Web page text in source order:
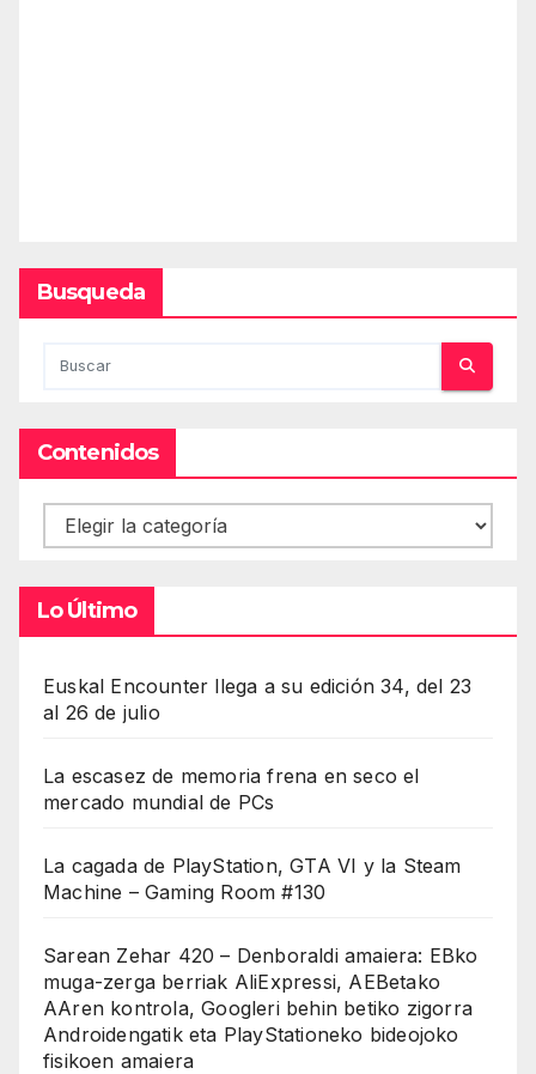
Busqueda
Contenidos
Contenidos
Lo Último
Euskal Encounter llega a su edición 34, del 23
al 26 de julio
La escasez de memoria frena en seco el
mercado mundial de PCs
La cagada de PlayStation, GTA VI y la Steam
Machine – Gaming Room #130
Sarean Zehar 420 – Denboraldi amaiera: EBko
muga-zerga berriak AliExpressi, AEBetako
AAren kontrola, Googleri behin betiko zigorra
Androidengatik eta PlayStationeko bideojoko
fisikoen amaiera